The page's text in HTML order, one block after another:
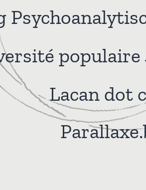
populaire
Lacan dot